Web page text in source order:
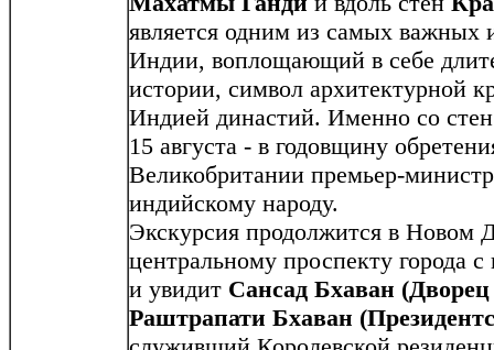
является одним из самых важных
Индии, воплощающий в себе
истории, символ архитектурной
Индией династий. Именно со
15 августа - в годовщину
Великобритании премьер-
индийскому народу.
Экскурсия продолжится в Новом
центральному проспекту города
и увидит Сансад Бхаван
Раштрапати Бхаван